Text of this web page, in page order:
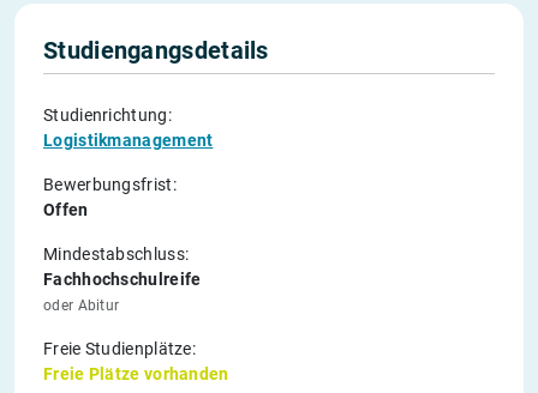
Studiengangsdetails
Studienrichtung:
Logistikmanagement
Bewerbungsfrist:
Offen
Mindestabschluss:
Fachhochschulreife
oder Abitur
Freie Studienplätze:
Freie Plätze vorhanden